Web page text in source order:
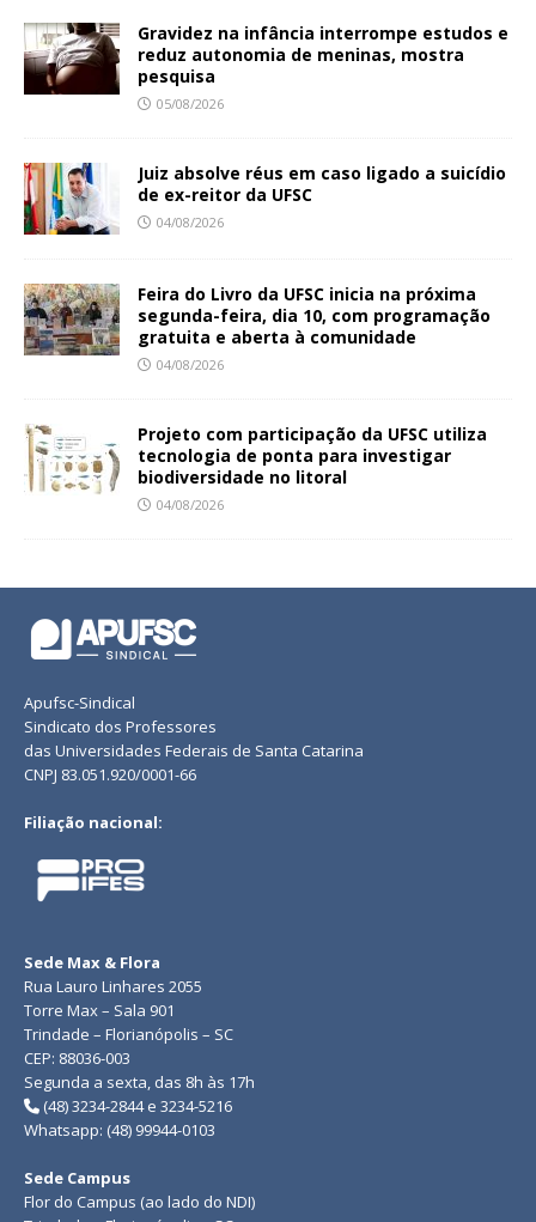
Gravidez na infância interrompe estudos e
reduz autonomia de meninas, mostra
pesquisa
05/08/2026
Juiz absolve réus em caso ligado a suicídio
de ex-reitor da UFSC
04/08/2026
Feira do Livro da UFSC inicia na próxima
segunda-feira, dia 10, com programação
gratuita e aberta à comunidade
04/08/2026
Projeto com participação da UFSC utiliza
tecnologia de ponta para investigar
biodiversidade no litoral
04/08/2026
Apufsc-Sindical
Sindicato dos Professores
das Universidades Federais de Santa Catarina
CNPJ 83.051.920/0001-66
Filiação nacional:
Sede Max & Flora
Rua Lauro Linhares 2055
Torre Max – Sala 901
Trindade – Florianópolis – SC
CEP: 88036-003
Segunda a sexta, das 8h às 17h
(48) 3234-2844 e 3234-5216
Whatsapp: (48) 99944-0103
Sede Campus
Flor do Campus (ao lado do NDI)